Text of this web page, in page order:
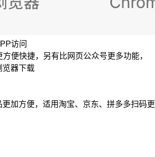
访问
便快捷，另有比网页公众号更多功能，
览器下载
更加方便，适用淘宝、京东、拼多多扫码更